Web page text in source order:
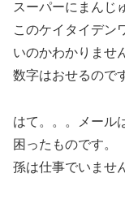
スーパーにまんじ
このケイタイデン
いのかわかりませ
数字はおせるので
はて。。。メール
困ったものです。
孫は仕事でいませ